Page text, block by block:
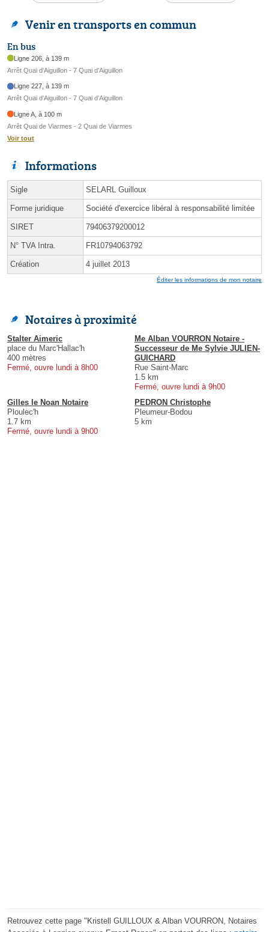
Venir en transports en commun
En bus
Ligne 206, à 139 m
Arrêt Quai d'Aiguillon - 7 Quai d'Aiguillon
Ligne 227, à 139 m
Arrêt Quai d'Aiguillon - 7 Quai d'Aiguillon
Ligne A, à 100 m
Arrêt Quai de Viarmes - 2 Quai de Viarmes
Voir tout
Informations
Sigle SELARL Guilloux
Forme juridique Société d'exercice libéral à responsabilité limitée
SIRET 79406379200012
N° TVA Intra. FR10794063792
Création 4 juillet 2013
Éditer les informations de mon notaire
Notaires à proximité
Stalter Aimeric
place du Marc'Hallac'h
400 mètres
Fermé, ouvre lundi à 8h00
Me Alban VOURRON Notaire -
Successeur de Me Sylvie JULIEN-
GUICHARD
Rue Saint-Marc
1.5 km
Fermé, ouvre lundi à 9h00
Gilles le Noan Notaire
Ploulec'h
1.7 km
Fermé, ouvre lundi à 9h00
PEDRON Christophe
Pleumeur-Bodou
5 km
Retrouvez cette page "Kristell GUILLOUX & Alban VOURRON, Notaires